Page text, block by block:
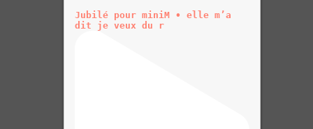
Jubilé pour miniM • elle m’a
dit je veux du r